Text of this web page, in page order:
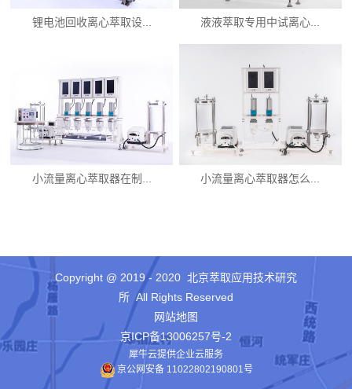
锂电池回收离心萃取设... 液液萃取专用中试离心...
小流量离心萃取器在制... 小流量离心萃取器怎么...
Copyright @ 2019 - 2020 北京萃取应用技术研究
所 All Rights Reserved
网站地图
京ICP备13006257号-2
犀牛云提供企业云服务
京公网安备 11022802190801号